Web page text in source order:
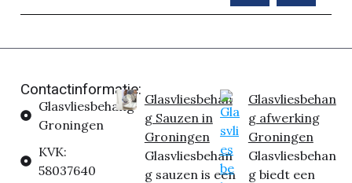
Contactinformatie:
Glasvliesbehang
Groningen
KVK:
58037640
Glasvliesbehan
g Sauzen in
Groningen
Glasvliesbehan
g sauzen is een
Glasvliesbehan
g afwerking
Groningen
Glasvliesbehan
g biedt een